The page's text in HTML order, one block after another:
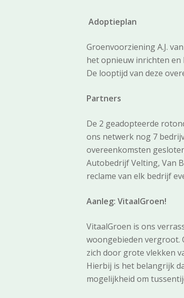
Adoptieplan
Groenvoorziening A.J.
het opnieuw inrichten en
De looptijd van deze
Partners
De 2 geadopteerde
ons netwerk nog 7
overeenkomsten
Autobedrijf Velting, Van
reclame van elk bedrijf
Aanleg: VitaalGroen!
VitaalGroen is ons
woongebieden vergroot.
zich door grote vlekken
Hierbij is het belangrijk
mogelijkheid om